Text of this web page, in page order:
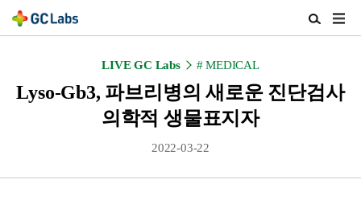
검
색
LIVE GC Labs # MEDICAL
Lyso-Gb3, 파브리병의 새로운 진단검사
의학적 생물표지자
2022-03-22